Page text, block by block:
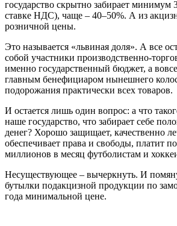
государство скрытно забирает минимум
ставке НДС), чаще – 40–50%. А из
розничной цены.
Это называется «львиная доля». А все
собой участники производственно-
именно государственный бюджет, а
главным бенефициаром нынешнего
подорожания практически всех товаров.
И остается лишь один вопрос: а что
наше государство, что забирает себе
денег? Хорошо защищает, качественно
обеспечивает права и свободы, платит
миллионов в месяц футболистам и
Несуществующее – вычеркнуть. И
бутылки подакцизной продукции по
года минимальной цене.